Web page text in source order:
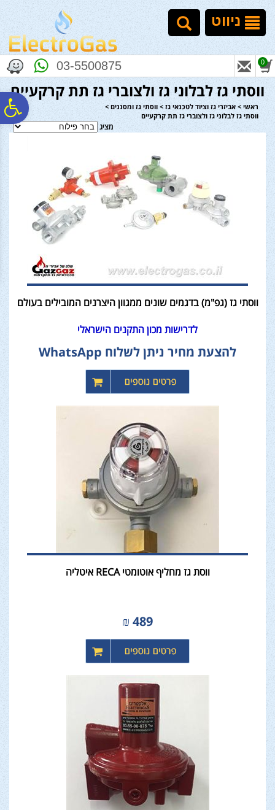
נגישות
אתר
המרכזי
ניווט
03-5500875 0
ווסתי גז לבלוני גז ולצוברי גז תת קרקעיים
ראשי > אביזרי גז וציוד לטכנאי גז > ווסתי גז ומסננים >
ווסתי גז לבלוני גז ולצוברי גז תת קרקעיים
מציג
ווסתי גז (גפ"מ) בדגמים שונים ממגוון היצרנים המובילים בעולם
לדרישות מכון התקנים הישראלי
להצעת מחיר ניתן לשלוח WhatsApp
ווסת גז מחליף אוטומטי RECA איטליה
489
₪